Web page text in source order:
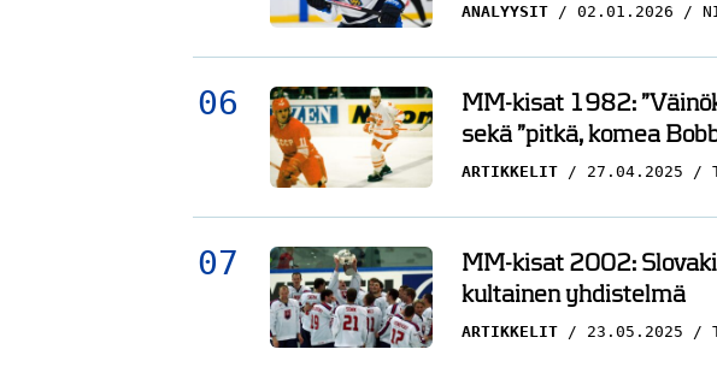
ANALYYSIT 02.01.2026
MM-kisat 1982:
sekä ”pitkä, komea
ARTIKKELIT 27.04.2025
MM-kisat 2002:
kultainen yhdistelmä
ARTIKKELIT 23.05.2025